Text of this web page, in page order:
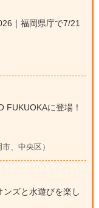
｜福岡県庁で7/21
FUKUOKAに登場！
、中央区）
ズと水遊びを楽し